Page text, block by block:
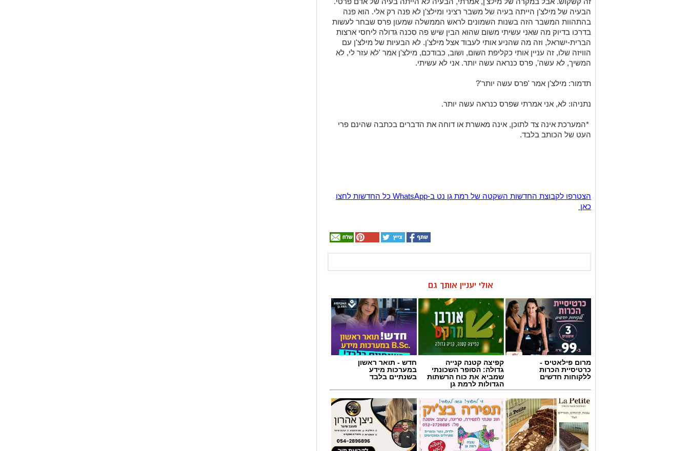
נתניהו: קודם כל אמרתי זיו, שנית, אמרתי, אני לא יכול להגיד לך על כל המקרים,
אבל היו עוד מקרים שפנו אלי. אני צריך לראות לאורך השנים. אז זה לא כלל, הכלל
הוא בדיוק הפוך. העובדה שיש כאן את ישראל זיו מוכיחה שכל התזה שלך לא קיימת.
זה קשקוש. אבל במקרה של מילצ'ן, אמרתי, הבעיה לא הייתה בעיה של אדם פרטי.
הבעיה של מילצ'ן הייתה בעיה של משבר רציני ומילצ'ן לא פנה רק אלי. הוא פנה
בהתהוות המשבר הזה בשנות השמונים לראש הממשלה שמעון פרס שבחר לעשות
הברית-ישראל, וזה מה שהניע אותי לעבוד אצל מילצ'ן. לא הבעיות של מילצ'ן עם
המשיך, לא עשה', פרס כנראה עשה יותר. אני לא עשיתי.
תדמור: מילצ'ן אמר 'פרס עשה יותר'?
הצטרפו לקבוצת החדשות השקטה של רמת גן נט ב-WhatsApp כל החדשות לחצו
אולי יעניין אותך גם
מרום פילאטיס -
כרטיסיית הכרות
ללקוחות חדשים
קפיצה קטנה קנייה
גדולה: הסופר השכונתי
שמביא את כוח הרשתות
הגדולות לרמת גן
חדש - תואר ראשון
במערכות מידע
בשנתיים בלבד